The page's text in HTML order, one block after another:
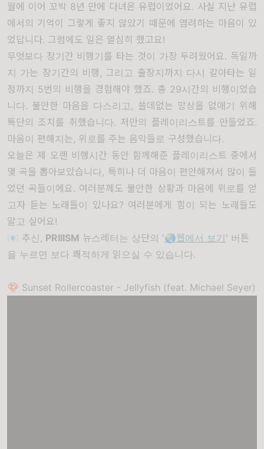
월에 이어 꼬박 8년 만에 다녀온 유럽이었어요. 사실 지난 유럽
에서의 기억이 그렇게 좋지 않았기 때문에 염려하는 마음이 있
었답니다. 그럼에도 일은 열심히 했고요!
무엇보다 장기간 비행기를 타는 것이 가장 두려웠어요. 독일까
지 가는 장기간의 비행, 그리고 출장지까지 다시 갈아타는 일
정까지 5번의 비행을 경험해야 했죠. 총 29시간의 비행이었습
니다. 불안한 마음을 다스리고, 쓸데없는 망상을 없애기 위해
특단의 조치를 취했습니다. 저만의 플레이리스트를 만들었죠.
마음이 편해지는, 위로를 주는 음악들로 구성했습니다.
오늘은 제 오랜 비행시간 동안 함께해준 플레이리스트 중에서
몇 곡을 뽑아보았습니다, 특히나 더 마음이 편안해져서 많이 들
었던 곡들이에요. 여러분께도 불안한 상황과 마음에 위로를 얻
고자 듣는 노래들이 있나요? 여러분에게 힘이 되는 노래들도
알고 싶어요!
📧 추신, PRIIISM 뉴스레터는 상단의 '🌏웹에서 보기' 버튼
을 누르면 보다 쾌적하게 읽으실 수 있습니다.
🍄 Sunset Rollercoaster - Jellyfish (feat. Michael Seyer)